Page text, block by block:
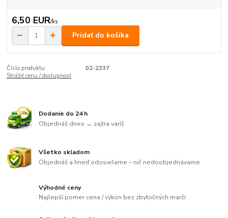
6,50 EUR/ks
Pridať do košíka
Číslo produktu:
02-2337
Strážiť cenu / dostupnosť
Dodanie do 24 h
Objednáš dnes → zajtra varíš
Všetko skladom
Objednáš a hneď odosielame – nič nedoobjednávame
Výhodné ceny
Najlepší pomer cena / výkon bez zbytočných marží